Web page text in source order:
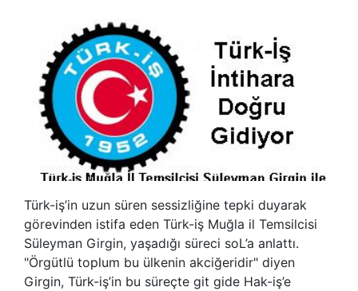
Türk-iş’in uzun süren sessizliğine tepki duyarak
görevinden istifa eden Türk-iş Muğla il Temsilcisi
Süleyman Girgin, yaşadığı süreci soL’a anlattı.
"Örgütlü toplum bu ülkenin akciğeridir" diyen
Girgin, Türk-iş’in bu süreçte git gide Hak-iş’e